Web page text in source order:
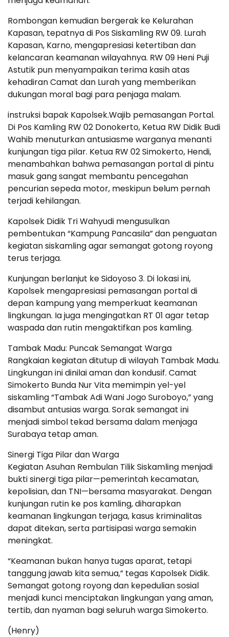
Rombongan kemudian bergerak ke Kelurahan
Kapasan, tepatnya di Pos Siskamling RW 09. Lurah
Kapasan, Karno, mengapresiasi ketertiban dan
kelancaran keamanan wilayahnya. RW 09 Heni Puji
Astutik pun menyampaikan terima kasih atas
kehadiran Camat dan Lurah yang memberikan
dukungan moral bagi para penjaga malam.
instruksi bapak Kapolsek.Wajib pemasangan Portal.
Di Pos Kamling RW 02 Donokerto, Ketua RW Didik Budi
Wahib menuturkan antusiasme warganya menanti
kunjungan tiga pilar. Ketua RW 02 Simokerto, Hendi,
menambahkan bahwa pemasangan portal di pintu
masuk gang sangat membantu pencegahan
pencurian sepeda motor, meskipun belum pernah
terjadi kehilangan.
Kapolsek Didik Tri Wahyudi mengusulkan
pembentukan “Kampung Pancasila” dan penguatan
kegiatan siskamling agar semangat gotong royong
terus terjaga.
Kunjungan berlanjut ke Sidoyoso 3. Di lokasi ini,
Kapolsek mengapresiasi pemasangan portal di
depan kampung yang memperkuat keamanan
lingkungan. Ia juga mengingatkan RT 01 agar tetap
waspada dan rutin mengaktifkan pos kamling.
Tambak Madu: Puncak Semangat Warga
Rangkaian kegiatan ditutup di wilayah Tambak Madu.
Lingkungan ini dinilai aman dan kondusif. Camat
Simokerto Bunda Nur Vita memimpin yel-yel
siskamling “Tambak Adi Wani Jogo Suroboyo,” yang
disambut antusias warga. Sorak semangat ini
menjadi simbol tekad bersama dalam menjaga
Surabaya tetap aman.
Sinergi Tiga Pilar dan Warga
Kegiatan Asuhan Rembulan Tilik Siskamling menjadi
bukti sinergi tiga pilar—pemerintah kecamatan,
kepolisian, dan TNI—bersama masyarakat. Dengan
kunjungan rutin ke pos kamling, diharapkan
keamanan lingkungan terjaga, kasus kriminalitas
dapat ditekan, serta partisipasi warga semakin
meningkat.
“Keamanan bukan hanya tugas aparat, tetapi
tanggung jawab kita semua,” tegas Kapolsek Didik.
Semangat gotong royong dan kepedulian sosial
menjadi kunci menciptakan lingkungan yang aman,
tertib, dan nyaman bagi seluruh warga Simokerto.
(Henry)